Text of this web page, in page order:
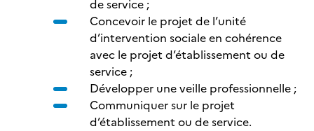
de service ;
Concevoir le projet de l’unité
d’intervention sociale en cohérence
avec le projet d’établissement ou de
service ;
Développer une veille professionnelle ;
Communiquer sur le projet
d’établissement ou de service.